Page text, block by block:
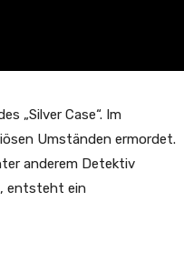
„Silver Case“. Im
Umständen ermordet.
anderem Detektiv
entsteht ein